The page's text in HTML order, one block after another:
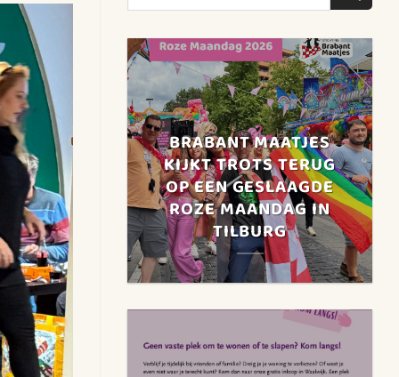
BRABANT MAATJES
KIJKT TROTS TERUG
OP EEN GESLAAGDE
ROZE MAANDAG IN
TILBURG